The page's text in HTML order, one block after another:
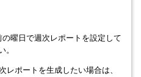
曜日で週次レポートを設定して
ポートを生成したい場合は、